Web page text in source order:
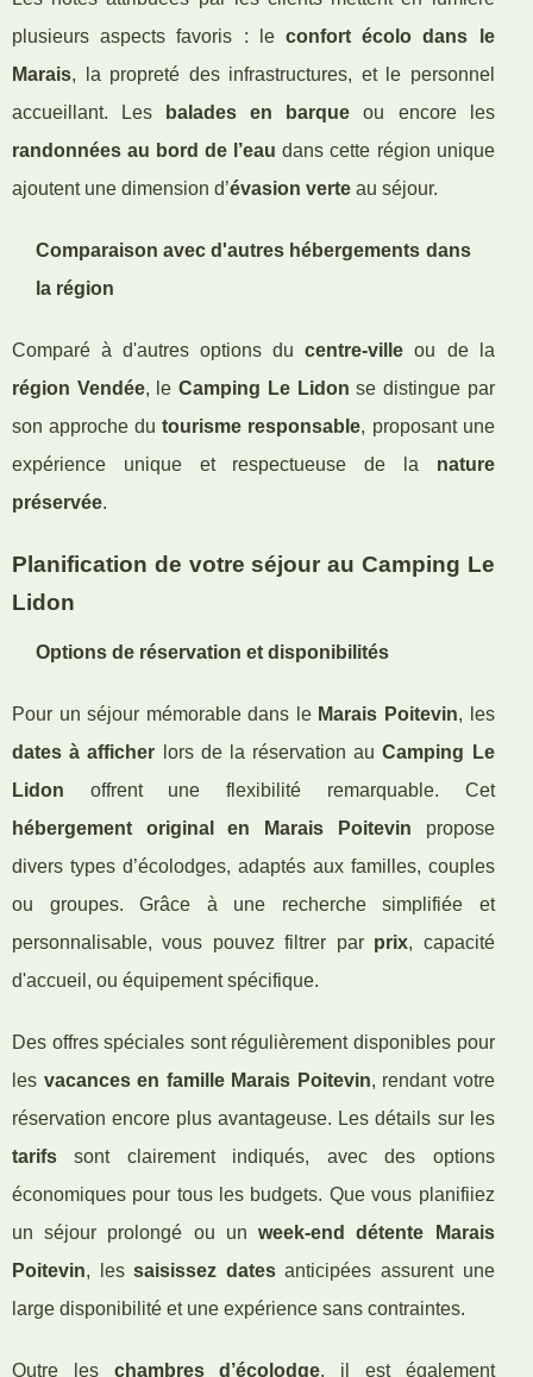
plusieurs aspects favoris : le confort écolo dans le
Marais, la propreté des infrastructures, et le personnel
accueillant. Les
balades en barque ou encore les
randonnées au bord de l’eau dans cette région unique
ajoutent une dimension d’évasion verte au séjour.
Comparaison avec d'autres hébergements dans
la région
Comparé à d'autres options ducentre-ville ou de la
région Vendée, leCamping Le Lidon se distingue par
son approche dutourisme responsable, proposant une
expérience unique et respectueuse de la nature
préservée.
Planification de votre séjour au Camping Le
Lidon
Options de réservation et disponibilités
Pour un séjour mémorable dans le Marais Poitevin, les
dates à afficher lors de la réservation auCamping Le
Lidon offrent une flexibilité remarquable. Cet
hébergement original en Marais Poitevin propose
divers types d’écolodges, adaptés aux familles, couples
ou groupes. Grâce à une recherche simplifiée et
personnalisable, vous pouvez filtrer par prix, capacité
d'accueil, ou équipement spécifique.
Des offres spéciales sont régulièrement disponibles pour
les vacances en famille Marais Poitevin, rendant votre
réservation encore plus avantageuse. Les détails sur les
tarifs sont clairement indiqués, avec des options
économiques pour tous les budgets. Que vous planifiiez
un séjour prolongé ou unweek-end détente Marais
Poitevin, lessaisissez datesanticipées assurent une
large disponibilité et une expérience sans contraintes.
Outre les chambres d’écolodge, il est également